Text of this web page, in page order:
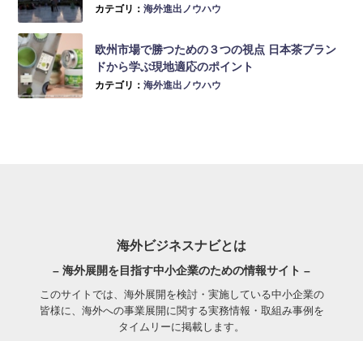
カテゴリ：海外進出ノウハウ
欧州市場で勝つための３つの視点 日本茶ブラン
ドから学ぶ現地適応のポイント
カテゴリ：海外進出ノウハウ
海外ビジネスナビとは
– 海外展開を目指す中小企業のための情報サイト –
このサイトでは、海外展開を検討・実施している中小企業の
皆様に、海外への事業展開に関する実務情報・取組み事例を
タイムリーに掲載します。